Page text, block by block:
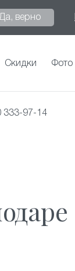
верно
Скидки Фото
333-97-14